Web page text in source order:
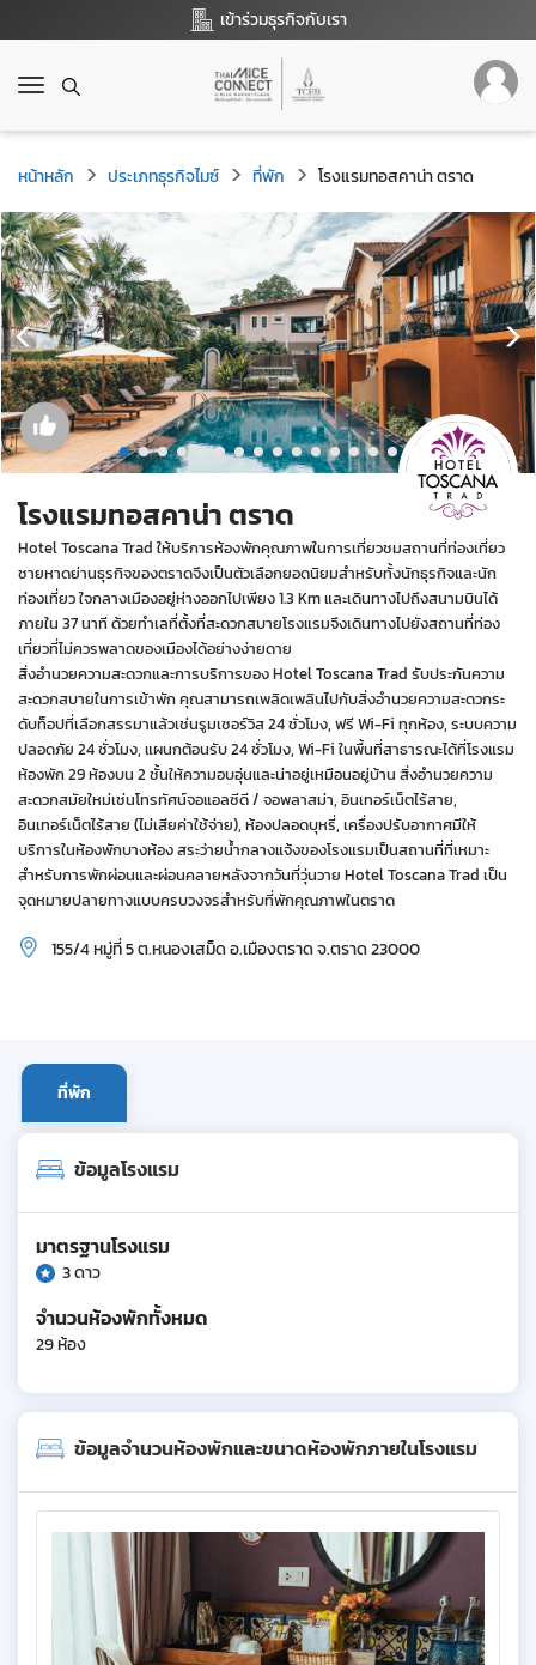
เข้าร่วมธุรกิจกับเรา
T
g
g
l
e
n
a
v
i
g
a
t
i
o
n
หน้าหลัก ประเภทธุรกิจไมซ์ ที่พัก โรงแรมทอสคาน่า ตราด
โรงแรมทอสคาน่า ตราด
Hotel Toscana Trad ให้บริการห้องพักคุณภาพในการเที่ยวชมสถานที่ท่องเที่ยว
ชายหาดย่านธุรกิจของตราดจึงเป็นตัวเลือกยอดนิยมสำหรับทั้งนักธุรกิจและนัก
ท่องเที่ยว ใจกลางเมืองอยู่ห่างออกไปเพียง 1.3 Km และเดินทางไปถึงสนามบินได้
ภายใน 37 นาที ด้วยทำเลที่ตั้งที่สะดวกสบายโรงแรมจึงเดินทางไปยังสถานที่ท่อง
เที่ยวที่ไม่ควรพลาดของเมืองได้อย่างง่ายดาย
สิ่งอำนวยความสะดวกและการบริการของ Hotel Toscana Trad รับประกันความ
สะดวกสบายในการเข้าพัก คุณสามารถเพลิดเพลินไปกับสิ่งอำนวยความสะดวกระ
ดับท็อปที่เลือกสรรมาแล้วเช่นรูมเซอร์วิส 24 ชั่วโมง, ฟรี Wi-Fi ทุกห้อง, ระบบความ
ปลอดภัย 24 ชั่วโมง, แผนกต้อนรับ 24 ชั่วโมง, Wi-Fi ในพื้นที่สาธารณะได้ที่โรงแรม
ห้องพัก 29 ห้องบน 2 ชั้นให้ความอบอุ่นและน่าอยู่เหมือนอยู่บ้าน สิ่งอำนวยความ
สะดวกสมัยใหม่เช่นโทรทัศน์จอแอลซีดี / จอพลาสม่า, อินเทอร์เน็ตไร้สาย,
อินเทอร์เน็ตไร้สาย (ไม่เสียค่าใช้จ่าย), ห้องปลอดบุหรี่, เครื่องปรับอากาศมีให้
บริการในห้องพักบางห้อง สระว่ายน้ำกลางแจ้งของโรงแรมเป็นสถานที่ที่เหมาะ
สำหรับการพักผ่อนและผ่อนคลายหลังจากวันที่วุ่นวาย Hotel Toscana Trad เป็น
จุดหมายปลายทางแบบครบวงจรสำหรับที่พักคุณภาพในตราด
155/4 หมู่ที่ 5 ต.หนองเสม็ด อ.เมืองตราด จ.ตราด 23000
ที่พัก
ข้อมูลโรงแรม
มาตรฐานโรงแรม
3 ดาว
จำนวนห้องพักทั้งหมด
29 ห้อง
ข้อมูลจำนวนห้องพักและขนาดห้องพักภายในโรงแรม